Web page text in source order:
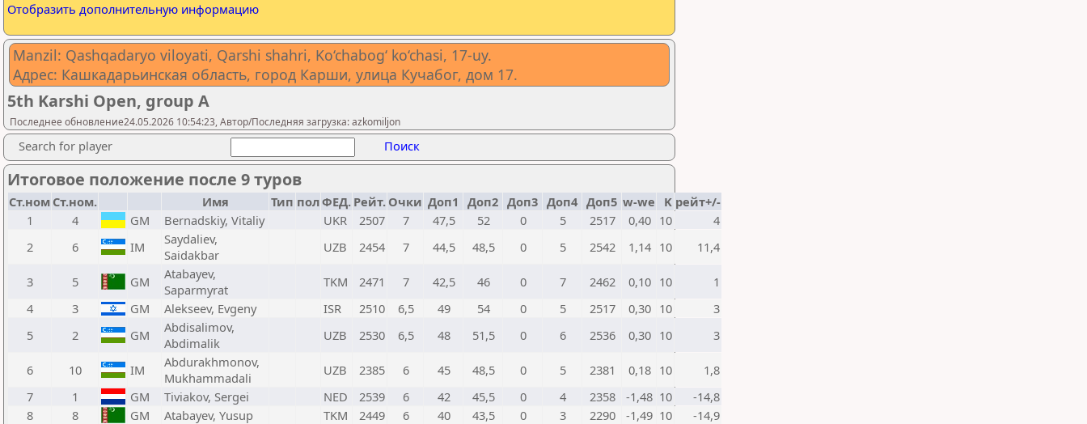
Отобразить дополнительную информацию
Manzil: Qashqadaryo viloyati, Qarshi shahri, Ko‘chabog‘ ko‘chasi, 17-uy.
Адрес: Кашкадарьинская область, город Карши, улица Кучабог, дом 17.
5th Karshi Open, group A
Последнее обновление24.05.2026 10:54:23, Автор/Последняя загрузка: azkomiljon
Search for player Поиск
Итоговое положение после 9 туров
Ст.ном Ст.ном. Имя Тип полФЕД. Рейт. Очки Доп1 Доп2 Доп3 Доп4 Доп5 w-we K рейт+/-
1
4 GM Bernadskiy, Vitaliy UKR 2507 7 47,5 52 0 5 2517 0,40 10
4
2
6 IM
Saydaliev,
Saidakbar
UZB 2454 7 44,5 48,5 0 5 2542 1,14 10 11,4
3 5 GM
Atabayev,
Saparmyrat
TKM 2471 7 42,5 46 0 7 2462 0,10 10
1
4
3 GM Alekseev, Evgeny ISR 2510 6,5 49 54 0 5 2517 0,30 10
3
5
2 GM
Abdisalimov,
Abdimalik
UZB 2530 6,5 48 51,5 0 6 2536 0,30 10 3
6 10 IM
Abdurakhmonov,
Mukhammadali
UZB 2385 6 45 48,5 0 5 2381 0,18 10
1,8
7
1 GM Tiviakov, Sergei NED 2539 6 42 45,5 0 4 2358 -1,48 10
-14,8
8
8 GM Atabayev, Yusup TKM 2449 6 40 43,5 0 3 2290 -1,49 10
-14,9